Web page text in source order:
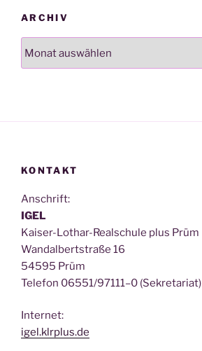
ARCHIV
KONTAKT
Anschrift:
IGEL
Kai­ser-Lothar-Real­schu­le plus Prüm
Wan­dal­bert­stra­ße 16
54595 Prüm
Tele­fon 06551/97111–0 (Sekre­ta­ri­at)
Inter­net:
igel.klrplus.de